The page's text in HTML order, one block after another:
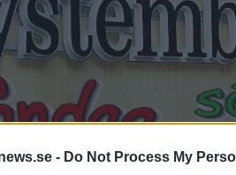
- Do Not Process My